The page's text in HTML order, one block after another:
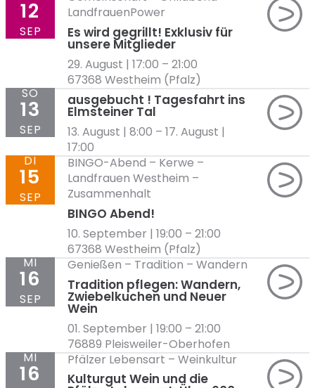
Es wird gegrillt! Exklusiv für
unsere Mitglieder
LandfrauenPower
29. August | 17:00 – 21:00
67368 Westheim (Pfalz)
12
SEP
ausgebucht ! Tagesfahrt ins
Elmsteiner Tal
13. August | 8:00 – 17. August |
17:00
SO
13
SEP
BINGO Abend!
BINGO-Abend – Kerwe –
Landfrauen Westheim –
Zusammenhalt
10. September | 19:00 – 21:00
67368 Westheim (Pfalz)
DI
15
SEP
Tradition pflegen: Wandern,
Zwiebelkuchen und Neuer
Wein
Genießen – Tradition – Wandern
01. September | 19:00 – 21:00
76889 Pleisweiler-Oberhofen
MI
16
SEP
Kulturgut Wein und die
Pfälzer Lebensart–Weinkultur
MI
16